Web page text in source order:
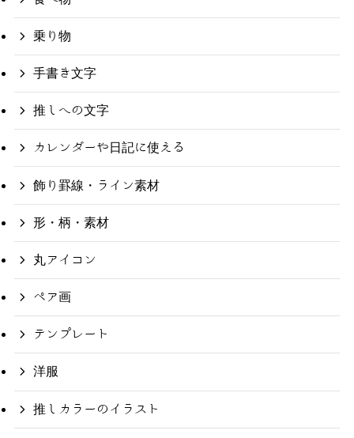
乗り物
手書き文字
推しへの文字
カレンダーや日記に使える
飾り罫線・ライン素材
形・柄・素材
丸アイコン
ペア画
テンプレート
洋服
推しカラーのイラスト